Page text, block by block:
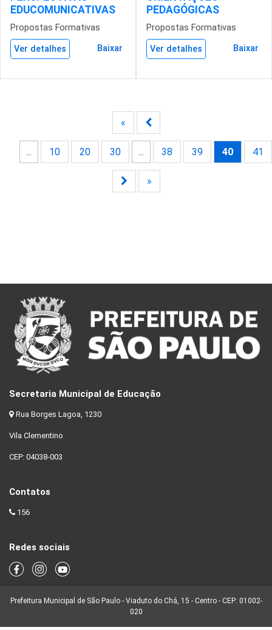
EDUCOMUNICATIVAS
Propostas Formativas
Ver detalhes Baixar
PEDAGÓGICAS
Propostas Formativas
Ver detalhes Baixar
«
... 10 20 30 ... 38 39 40 41
»
Secretaria Municipal de Educação
Rua Borges Lagoa, 1230
Vila Clementino
CEP: 04038-003
Contatos
156
Redes sociais
Prefeitura Municipal de São Paulo - Viaduto do Chá, 15 - Centro - CEP: 01002-
020